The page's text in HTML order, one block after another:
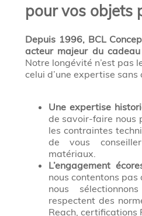
pour vos objets
Depuis 1996, BCL
acteur majeur du
Notre longévité n’est pas
celui d’une expertise sans
Une expertise
de savoir-faire nous
les contraintes
de vous
matériaux.
L’engagement
nous contentons
nous
respectent des
Reach, certifications